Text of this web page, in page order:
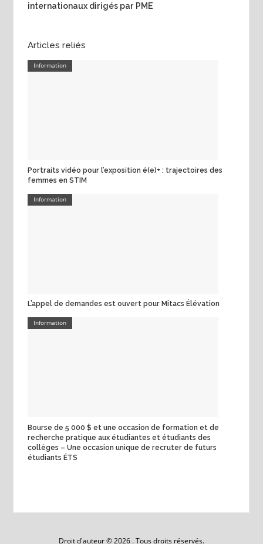
internationaux dirigés par PME
Articles reliés
Information
Portraits vidéo pour l’exposition é(e)+ : trajectoires des
femmes en STIM
Information
L’appel de demandes est ouvert pour Mitacs Élévation
Information
Bourse de 5 000 $ et une occasion de formation et de
recherche pratique aux étudiantes et étudiants des
collèges – Une occasion unique de recruter de futurs
étudiants ÉTS
Droit d'auteur © 2026 . Tous droits réservés.